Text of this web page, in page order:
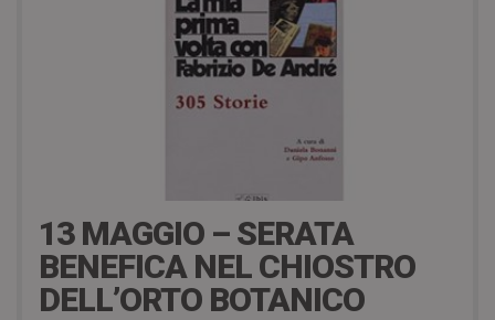
13 MAGGIO – SERATA
BENEFICA NEL CHIOSTRO
DELL’ORTO BOTANICO